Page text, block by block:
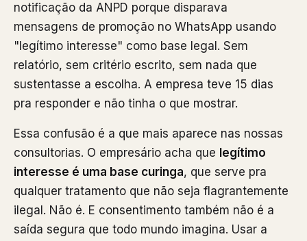
notificação da ANPD porque disparava
mensagens de promoção no WhatsApp usando
"legítimo interesse" como base legal. Sem
relatório, sem critério escrito, sem nada que
sustentasse a escolha. A empresa teve 15 dias
pra responder e não tinha o que mostrar.
Essa confusão é a que mais aparece nas nossas
consultorias. O empresário acha que legítimo
interesse é uma base curinga, que serve pra
qualquer tratamento que não seja flagrantemente
ilegal. Não é. E consentimento também não é a
saída segura que todo mundo imagina. Usar a